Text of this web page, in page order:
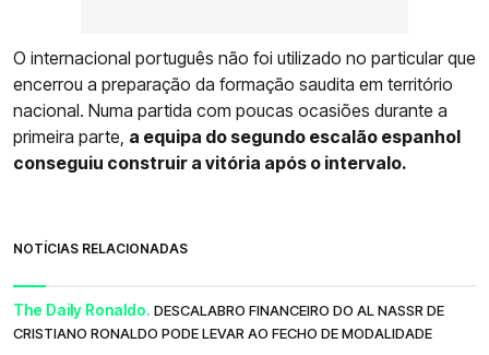
O internacional português não foi utilizado no particular que
encerrou a preparação da formação saudita em território
nacional. Numa partida com poucas ocasiões durante a
primeira parte, a equipa do segundo escalão espanhol
conseguiu construir a vitória após o intervalo.
NOTÍCIAS RELACIONADAS
The Daily Ronaldo. DESCALABRO FINANCEIRO DO AL NASSR DE
CRISTIANO RONALDO PODE LEVAR AO FECHO DE MODALIDADE